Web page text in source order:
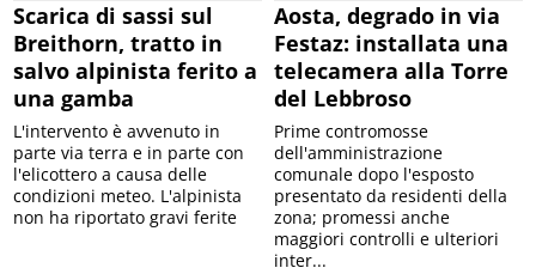
Scarica di sassi sul
Breithorn, tratto in
salvo alpinista ferito a
una gamba
L'intervento è avvenuto in
parte via terra e in parte con
l'elicottero a causa delle
condizioni meteo. L'alpinista
non ha riportato gravi ferite
Aosta, degrado in via
Festaz: installata una
telecamera alla Torre
del Lebbroso
Prime contromosse
dell'amministrazione
comunale dopo l'esposto
presentato da residenti della
zona; promessi anche
maggiori controlli e ulteriori
inter...